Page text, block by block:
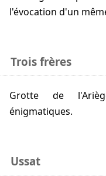
l'évocation d'un
Trois frères
Grotte de l'Ariège comportant des figures
énigmatiques.
Ussat